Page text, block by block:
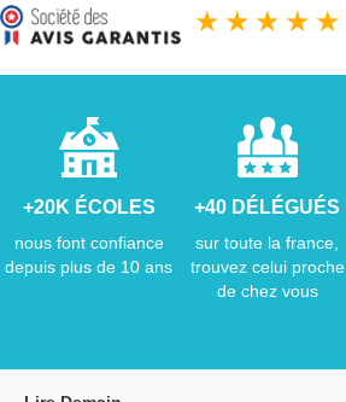
★ ★ ★ ★ ★
+20K ÉCOLES
nous font confiance
depuis plus de 10 ans
+40 DÉLÉGUÉS
sur toute la france,
trouvez celui proche
de chez vous